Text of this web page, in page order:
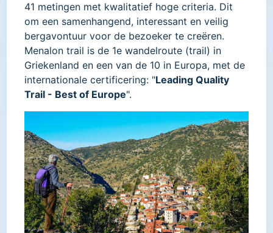
41 metingen met kwalitatief hoge criteria. Dit
om een samenhangend, interessant en veilig
bergavontuur voor de bezoeker te creëren.
Menalon trail is de 1e wandelroute (trail) in
Griekenland en een van de 10 in Europa, met de
internationale certificering: "Leading Quality
Trail - Best of Europe".